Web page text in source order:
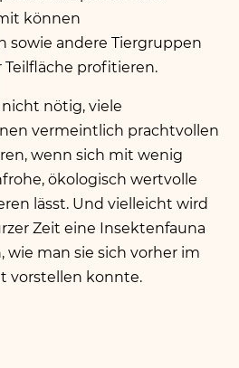
können
sowie andere Tiergruppen
profitieren.
nötig, viele
vermeintlich prachtvollen
wenn sich mit wenig
ökologisch wertvolle
lässt. Und vielleicht wird
Zeit eine Insektenfauna
man sie sich vorher im
vorstellen konnte.